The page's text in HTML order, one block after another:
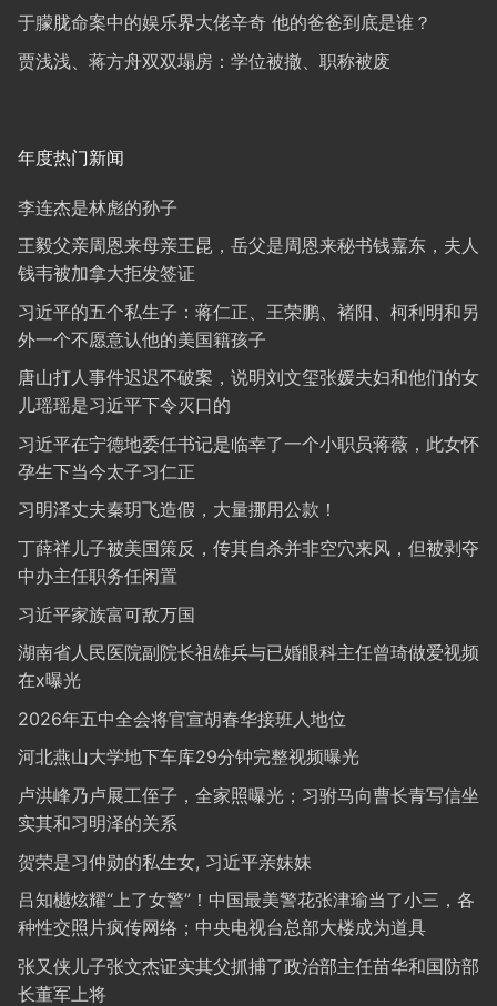
于朦胧命案中的娱乐界大佬辛奇 他的爸爸到底是谁？
贾浅浅、蒋方舟双双塌房：学位被撤、职称被废
年度热门新闻
李连杰是林彪的孙子
王毅父亲周恩来母亲王昆，岳父是周恩来秘书钱嘉东，夫人
钱韦被加拿大拒发签证
习近平的五个私生子：蒋仁正、王荣鹏、褚阳、柯利明和另
外一个不愿意认他的美国籍孩子
唐山打人事件迟迟不破案，说明刘文玺张媛夫妇和他们的女
儿瑶瑶是习近平下令灭口的
习近平在宁德地委任书记是临幸了一个小职员蒋薇，此女怀
孕生下当今太子习仁正
习明泽丈夫秦玥飞造假，大量挪用公款！
丁薛祥儿子被美国策反，传其自杀并非空穴来风，但被剥夺
中办主任职务任闲置
习近平家族富可敌万国
湖南省人民医院副院长祖雄兵与已婚眼科主任曾琦做爱视频
在x曝光
2026年五中全会将官宣胡春华接班人地位
河北燕山大学地下车库29分钟完整视频曝光
卢洪峰乃卢展工侄子，全家照曝光；习驸马向曹长青写信坐
实其和习明泽的关系
贺荣是习仲勋的私生女, 习近平亲妹妹
吕知樾炫耀“上了女警”！中国最美警花张津瑜当了小三，各
种性交照片疯传网络；中央电视台总部大楼成为道具
张又侠儿子张文杰证实其父抓捕了政治部主任苗华和国防部
长董军上将